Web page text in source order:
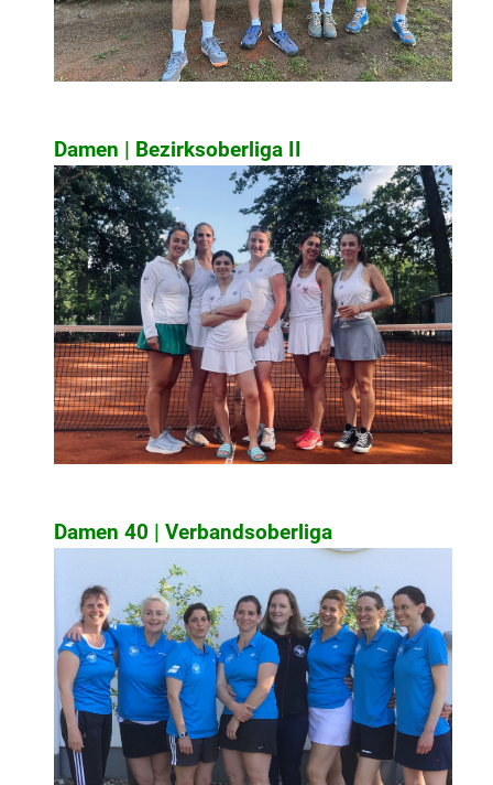
Damen | Bezirksoberliga II
Damen 40 | Verbandsoberliga